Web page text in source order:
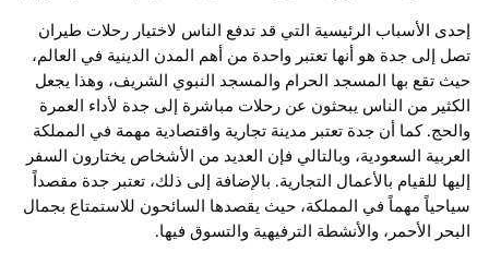
إحدى الأسباب الرئيسية التي قد تدفع الناس لاختيار رحلات طيران
تصل إلى جدة هو أنها تعتبر واحدة من أهم المدن الدينية في العالم،
حيث تقع بها المسجد الحرام والمسجد النبوي الشريف، وهذا يجعل
الكثير من الناس يبحثون عن رحلات مباشرة إلى جدة لأداء العمرة
والحج. كما أن جدة تعتبر مدينة تجارية واقتصادية مهمة في المملكة
العربية السعودية، وبالتالي فإن العديد من الأشخاص يختارون السفر
إليها للقيام بالأعمال التجارية. بالإضافة إلى ذلك، تعتبر جدة مقصداً
سياحياً مهماً في المملكة، حيث يقصدها السائحون للاستمتاع بجمال
البحر الأحمر، والأنشطة الترفيهية والتسوق فيها.